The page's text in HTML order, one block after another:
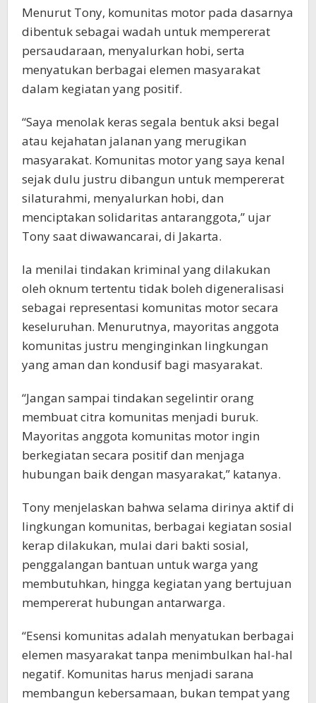
Menurut Tony, komunitas motor pada dasarnya
dibentuk sebagai wadah untuk mempererat
persaudaraan, menyalurkan hobi, serta
menyatukan berbagai elemen masyarakat
dalam kegiatan yang positif.
“Saya menolak keras segala bentuk aksi begal
atau kejahatan jalanan yang merugikan
masyarakat. Komunitas motor yang saya kenal
sejak dulu justru dibangun untuk mempererat
silaturahmi, menyalurkan hobi, dan
menciptakan solidaritas antaranggota,” ujar
Tony saat diwawancarai, di Jakarta.
Ia menilai tindakan kriminal yang dilakukan
oleh oknum tertentu tidak boleh digeneralisasi
sebagai representasi komunitas motor secara
keseluruhan. Menurutnya, mayoritas anggota
komunitas justru menginginkan lingkungan
yang aman dan kondusif bagi masyarakat.
“Jangan sampai tindakan segelintir orang
membuat citra komunitas menjadi buruk.
Mayoritas anggota komunitas motor ingin
berkegiatan secara positif dan menjaga
hubungan baik dengan masyarakat,” katanya.
Tony menjelaskan bahwa selama dirinya aktif di
lingkungan komunitas, berbagai kegiatan sosial
kerap dilakukan, mulai dari bakti sosial,
penggalangan bantuan untuk warga yang
membutuhkan, hingga kegiatan yang bertujuan
mempererat hubungan antarwarga.
“Esensi komunitas adalah menyatukan berbagai
elemen masyarakat tanpa menimbulkan hal-hal
negatif. Komunitas harus menjadi sarana
membangun kebersamaan, bukan tempat yang